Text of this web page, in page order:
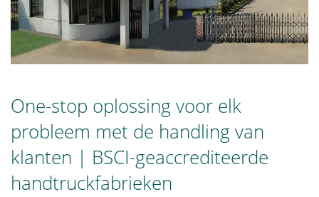
One-stop oplossing voor elk
probleem met de handling van
klanten | BSCI-geaccrediteerde
handtruckfabrieken